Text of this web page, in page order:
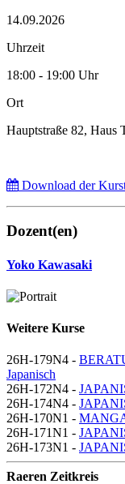
14.09.2026
Uhrzeit
18:00 - 19:00 Uhr
Ort
Hauptstraße 82, Haus
Download der
Dozent(en)
Yoko Kawasaki
Weitere Kurse
26H-179N4 -
Japanisch
26H-172N4 -
26H-174N4 -
26H-170N1 -
26H-171N1 -
26H-173N1 -
Raeren Zeitkreis